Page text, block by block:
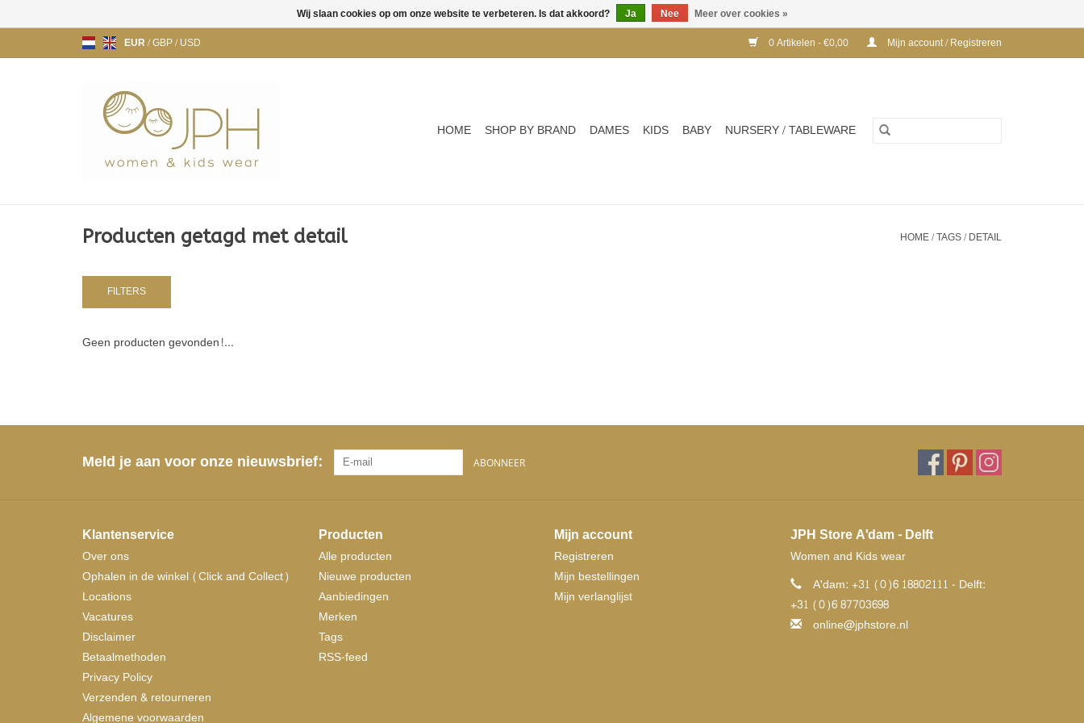
EUR/GBP/USD 0 Artikelen - €0,00 Mijn account / Registreren
HOME SHOP BY BRAND DAMES KIDS BABY NURSERY / TABLEWARE
Producten getagd met detail HOME/TAGS/DETAIL
FILTERS
Geen producten gevonden!...
Meld je aan voor onze nieuwsbrief: ABONNEER
Klantenservice
Over ons
Ophalen in de winkel (Click and Collect)
Locations
Vacatures
Disclaimer
Betaalmethoden
Privacy Policy
Verzenden & retourneren
Algemene voorwaarden
Producten
Alle producten
Nieuwe producten
Aanbiedingen
Merken
Tags
RSS-feed
Mijn account
Registreren
Mijn bestellingen
Mijn verlanglijst
JPH Store A'dam - Delft
Women and Kids wear
A'dam: +31 (0)6 18802111 - Delft:
+31 (0)6 87703698
online@jphstore.nl
Wij slaan cookies op om onze website te verbeteren. Is dat akkoord? Ja Nee Meer over cookies »